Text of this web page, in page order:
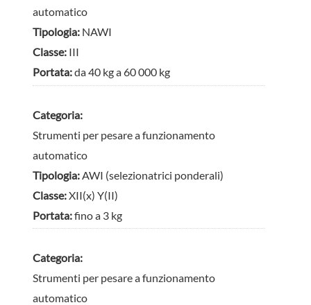
automatico
Tipologia: NAWI
Classe: III
Portata:da 40 kg a 60 000 kg
Categoria:
Strumenti per pesare a funzionamento
automatico
Tipologia: AWI (selezionatrici ponderali)
Classe:XII(x) Y(II)
Portata:fino a 3 kg
Categoria:
Strumenti per pesare a funzionamento
automatico